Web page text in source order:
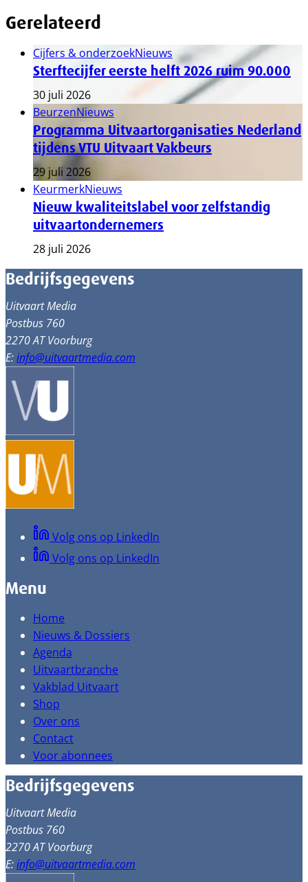
Gerelateerd
Cijfers & onderzoekNieuws
Sterftecijfer eerste helft 2026 ruim 90.000
30 juli 2026
BeurzenNieuws
Programma Uitvaartorganisaties Nederland
tijdens VTU Uitvaart Vakbeurs
29 juli 2026
KeurmerkNieuws
Nieuw kwaliteitslabel voor zelfstandig
uitvaartondernemers
28 juli 2026
Bedrijfsgegevens
Uitvaart Media
Postbus 760
2270 AT Voorburg
E:info@uitvaartmedia.com
Volg ons op LinkedIn
Volg ons op LinkedIn
Menu
Home
Nieuws & Dossiers
Agenda
Uitvaartbranche
Vakblad Uitvaart
Shop
Over ons
Contact
Voor abonnees
Bedrijfsgegevens
Uitvaart Media
Postbus 760
2270 AT Voorburg
E:info@uitvaartmedia.com